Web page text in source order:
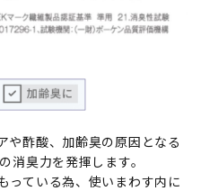
や酢酸、加齢臭の原因となる
消臭力を発揮します。
っている為、使いまわす内に